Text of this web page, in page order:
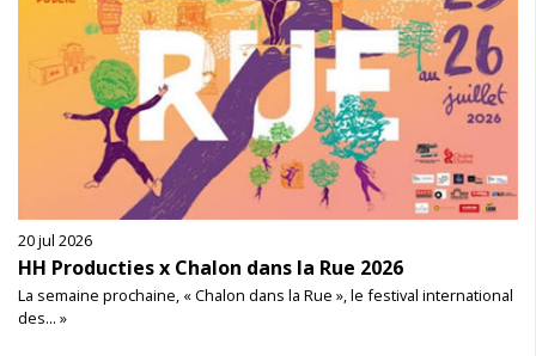
20 jul 2026
HH Producties x Chalon dans la Rue 2026
La semaine prochaine, « Chalon dans la Rue », le festival international
des... »